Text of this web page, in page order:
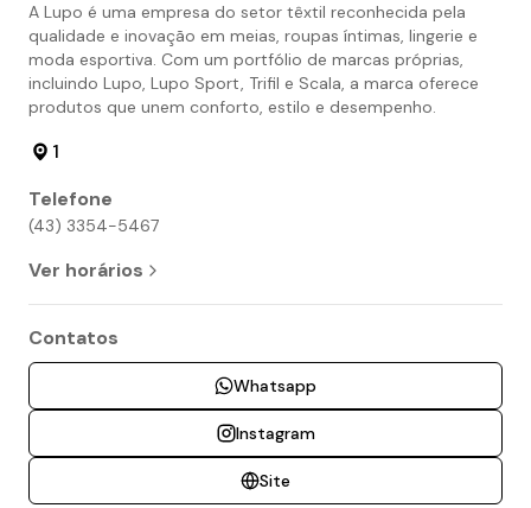
A Lupo é uma empresa do setor têxtil reconhecida pela
qualidade e inovação em meias, roupas íntimas, lingerie e
moda esportiva. Com um portfólio de marcas próprias,
incluindo Lupo, Lupo Sport, Trifil e Scala, a marca oferece
produtos que unem conforto, estilo e desempenho.
1
Telefone
(43) 3354-5467
Ver horários
Contatos
Whatsapp
Instagram
Site